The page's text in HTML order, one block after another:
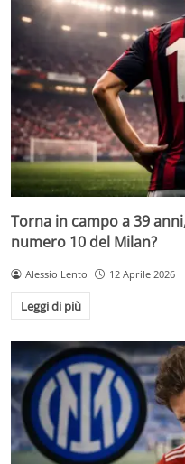
Torna in campo a 39
numero 10 del Milan?
Alessio Lento 12 Aprile 2026
Leggi di più